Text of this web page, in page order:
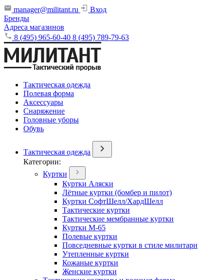
manager@militant.ru
Вход
Бренды
Адреса магазинов
8 (495) 965-60-40 8 (495) 789-79-63
Тактическая одежда
Полевая форма
Аксессуары
Снаряжение
Головные уборы
Обувь
Тактическая одежда
Категории:
Куртки
Куртки Аляски
Лётные куртки (бомбер и пилот)
Куртки СофтШелл/ХардШелл
Тактические куртки
Тактические мембранные куртки
Куртки М-65
Полевые куртки
Повседневные куртки в стиле милитари
Утепленные куртки
Кожаные куртки
Женские куртки